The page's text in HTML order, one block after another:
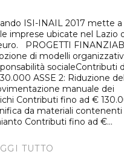
ISI-INAIL 2017 mette
imprese ubicate nel Lazio
PROGETTI
di modelli
socialeContributi
ASSE 2: Riduzione
manuale dei
Contributi fino ad €
da materiali contenenti
Contributi fino ad €...
TUTTO